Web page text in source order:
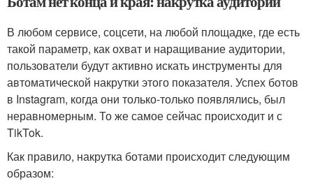
В любом сервисе, соцсети, на любой площадке, где есть
такой параметр, как охват и наращивание аудитории,
пользователи будут активно искать инструменты для
автоматической накрутки этого показателя. Успех ботов
в Instagram, когда они только-только появлялись, был
неравномерным. То же самое сейчас происходит и с
TikTok.
Как правило, накрутка ботами происходит следующим
образом: